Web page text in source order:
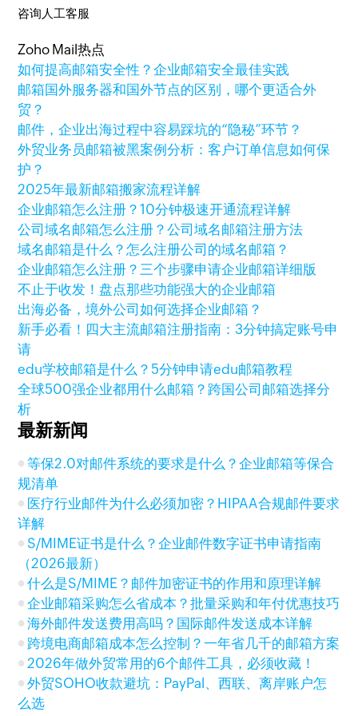
咨询人工客服
Zoho Mail热点
如何提高邮箱安全性？企业邮箱安全最佳实践
邮箱国外服务器和国外节点的区别，哪个更适合外
贸？
邮件，企业出海过程中容易踩坑的“隐秘”环节？
外贸业务员邮箱被黑案例分析：客户订单信息如何保
护？
2025年最新邮箱搬家流程详解
企业邮箱怎么注册？10分钟极速开通流程详解
公司域名邮箱怎么注册？公司域名邮箱注册方法
域名邮箱是什么？怎么注册公司的域名邮箱？
企业邮箱怎么注册？三个步骤申请企业邮箱详细版
不止于收发！盘点那些功能强大的企业邮箱
出海必备，境外公司如何选择企业邮箱？
新手必看！四大主流邮箱注册指南：3分钟搞定账号申
请
edu学校邮箱是什么？5分钟申请edu邮箱教程
全球500强企业都用什么邮箱？跨国公司邮箱选择分
析
最新新闻
等保2.0对邮件系统的要求是什么？企业邮箱等保合
规清单
医疗行业邮件为什么必须加密？HIPAA合规邮件要求
详解
S/MIME证书是什么？企业邮件数字证书申请指南
（2026最新）
什么是S/MIME？邮件加密证书的作用和原理详解
企业邮箱采购怎么省成本？批量采购和年付优惠技巧
海外邮件发送费用高吗？国际邮件发送成本详解
跨境电商邮箱成本怎么控制？一年省几千的邮箱方案
2026年做外贸常用的6个邮件工具，必须收藏！
外贸SOHO收款避坑：PayPal、西联、离岸账户怎
么选